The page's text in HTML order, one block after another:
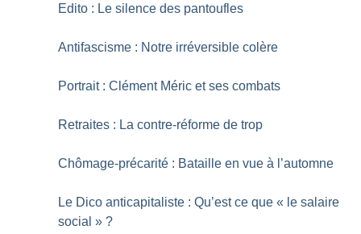
Edito : Le silence des pantoufles
Antifascisme : Notre irréversible colère
Portrait : Clément Méric et ses combats
Retraites : La contre-réforme de trop
Chômage-précarité : Bataille en vue à l’automne
Le Dico anticapitaliste : Qu’est ce que « le salaire
social » ?